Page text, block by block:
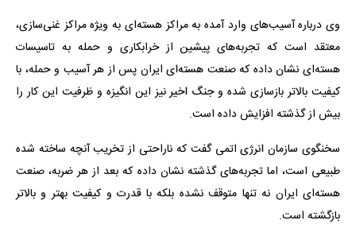
وی درباره آسیب‌های وارد آمده به مراکز هسته‌ای به ویژه مراکز غنی‌سازی،
معتقد است که تجربه‌های پیشین از خرابکاری و حمله به تاسیسات
هسته‌ای نشان داده که صنعت هسته‌ای ایران پس از هر آسیب و حمله، با
کیفیت بالاتر بازسازی شده و جنگ اخیر نیز این انگیزه و ظرفیت این کار را
بیش از گذشته افزایش داده است.
سخنگوی سازمان انرژی اتمی گفت که ناراحتی از تخریب آنچه ساخته شده
طبیعی است، اما تجربه‌های گذشته نشان داده که بعد از هر ضربه، صنعت
هسته‌ای ایران نه تنها متوقف نشده بلکه با قدرت و کیفیت بهتر و بالاتر
بازگشته است.